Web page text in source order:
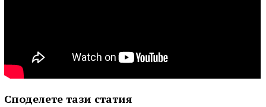
Споделете тази статия